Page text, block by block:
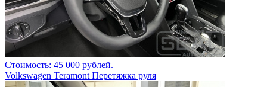
Стоимость: 45 000 рублей.
Volkswagen Teramont Перетяжка руля